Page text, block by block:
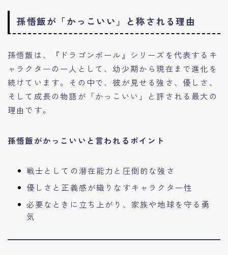
孫悟飯が「かっこいい」と称される理由
孫悟飯は、『ドラゴンボール』シリーズを代表するキ
ャラクターの一人として、幼少期から現在まで進化を
続けています。その中で、彼が見せる強さ、優しさ、
そして成長の物語が「かっこいい」と評される最大の
理由です。
孫悟飯がかっこいいと言われるポイント
戦士としての潜在能力と圧倒的な強さ
優しさと正義感が織りなすキャラクター性
必要なときに立ち上がり、家族や地球を守る勇
気